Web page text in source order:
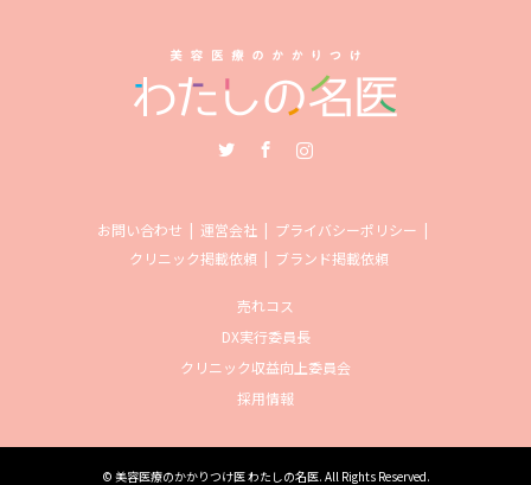
お問い合わせ 運営会社
プライバシーポリシー
クリニック掲載依頼
ブランド掲載依頼
売れコス
DX実行委員長
クリニック収益向上委員会
採用情報
© 美容医療のかかりつけ医 わたしの名医. All Rights Reserved.